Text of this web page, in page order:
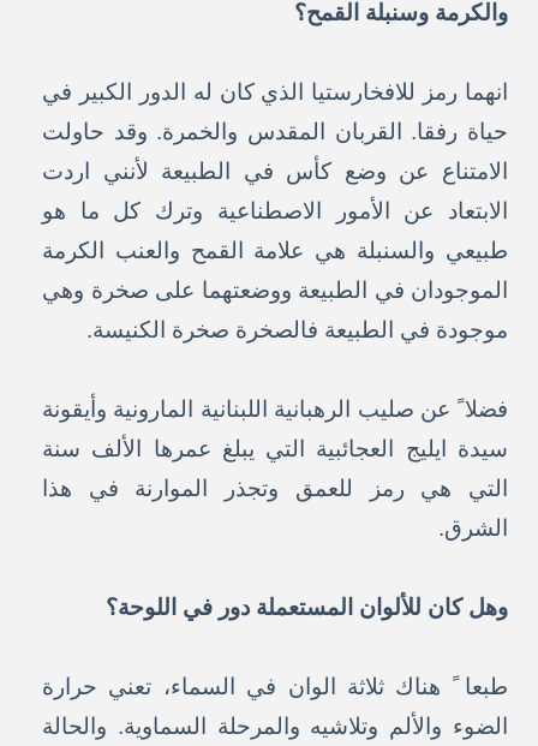
والكرمة وسنبلة القمح؟
انهما رمز للافخارستيا الذي كان له الدور الكبير في
حياة رفقا. القربان المقدس والخمرة. وقد حاولت
الامتناع عن وضع كأس في الطبيعة لأنني اردت
الابتعاد عن الأمور الاصطناعية وترك كل ما هو
طبيعي والسنبلة هي علامة القمح والعنب الكرمة
الموجودان في الطبيعة ووضعتهما على صخرة وهي
موجودة في الطبيعة فالصخرة صخرة الكنيسة.
فضلا ً عن صليب الرهبانية اللبنانية المارونية وأيقونة
سيدة ايليج العجائبية التي يبلغ عمرها الألف سنة
التي هي رمز للعمق وتجذر الموارنة في هذا
الشرق.
وهل كان للألوان المستعملة دور في اللوحة؟
طبعا ً هناك ثلاثة الوان في السماء، تعني حرارة
الضوء والألم وتلاشيه والمرحلة السماوية. والحالة